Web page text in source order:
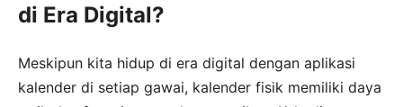
di Era Digital?
Meskipun kita hidup di era digital dengan aplikasi
kalender di setiap gawai, kalender fisik memiliki daya